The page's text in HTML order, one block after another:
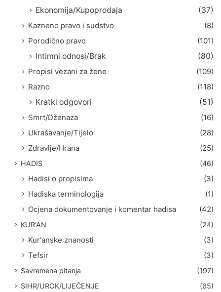
Ekonomija/Kupoprodaja
(37)
Kazneno pravo i sudstvo
(8)
Porodično pravo
(101)
Intimni odnosi/Brak
(80)
Propisi vezani za žene
(109)
Razno
(118)
Kratki odgovori
(51)
Smrt/Dženaza
(16)
Ukrašavanje/Tijelo
(28)
Zdravlje/Hrana
(25)
HADIS (46)
Hadisi o propisima
(3)
Hadiska terminologija
(1)
Ocjena dokumentovanje i komentar hadisa
(42)
KUR'AN (24)
Kur'anske znanosti
(3)
Tefsir
(3)
Savremena pitanja
(197)
SIHR/UROK/LIJEČENJE
(65)